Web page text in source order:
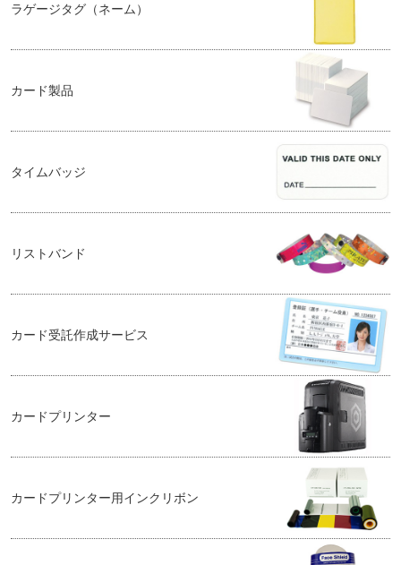
ラゲージタグ（ネーム）
カード製品
タイムバッジ
リストバンド
カード受託作成サービス
カードプリンター
カードプリンター用インクリボン